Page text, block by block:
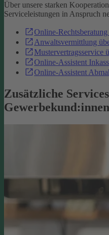
Über unsere starken
Serviceleistungen in Anspruch
Online-
Anwaltsvermittlung
Mustervertragsservice
Online-Assistent
Online-Assistent
Zusätzliche
Gewerbekund:innen